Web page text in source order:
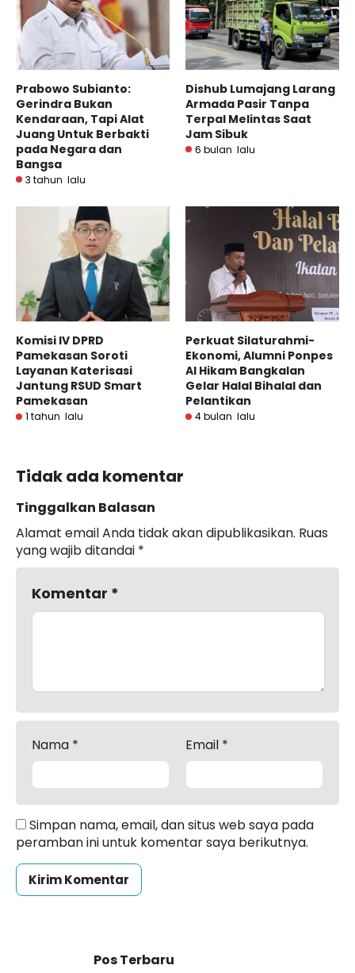
Prabowo Subianto:
Gerindra Bukan
Kendaraan, Tapi Alat
Juang Untuk Berbakti
pada Negara dan
Bangsa
3 tahun lalu
Dishub Lumajang Larang
Armada Pasir Tanpa
Terpal Melintas Saat
Jam Sibuk
6 bulan lalu
Komisi IV DPRD
Pamekasan Soroti
Layanan Katerisasi
Jantung RSUD Smart
Pamekasan
1 tahun lalu
Perkuat Silaturahmi-
Ekonomi, Alumni Ponpes
Al Hikam Bangkalan
Gelar Halal Bihalal dan
Pelantikan
4 bulan lalu
Tidak ada komentar
Tinggalkan Balasan
Alamat email Anda tidak akan dipublikasikan. Ruas
yang wajib ditandai *
Komentar *
Nama * Email *
Simpan nama, email, dan situs web saya pada
peramban ini untuk komentar saya berikutnya.
Pos Terbaru